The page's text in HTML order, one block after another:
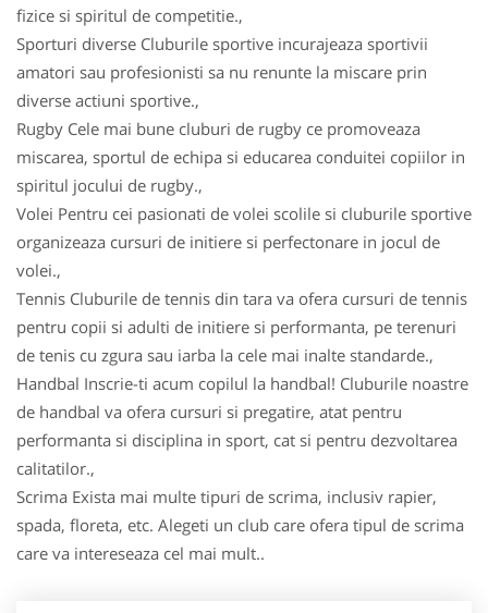
fizice si spiritul de competitie.,
Sporturi diverse Cluburile sportive incurajeaza sportivii
amatori sau profesionisti sa nu renunte la miscare prin
diverse actiuni sportive.,
Rugby Cele mai bune cluburi de rugby ce promoveaza
miscarea, sportul de echipa si educarea conduitei copiilor in
spiritul jocului de rugby.,
Volei Pentru cei pasionati de volei scolile si cluburile sportive
organizeaza cursuri de initiere si perfectonare in jocul de
volei.,
Tennis Cluburile de tennis din tara va ofera cursuri de tennis
pentru copii si adulti de initiere si performanta, pe terenuri
de tenis cu zgura sau iarba la cele mai inalte standarde.,
Handbal Inscrie-ti acum copilul la handbal! Cluburile noastre
de handbal va ofera cursuri si pregatire, atat pentru
performanta si disciplina in sport, cat si pentru dezvoltarea
calitatilor.,
Scrima Exista mai multe tipuri de scrima, inclusiv rapier,
spada, floreta, etc. Alegeti un club care ofera tipul de scrima
care va intereseaza cel mai mult..